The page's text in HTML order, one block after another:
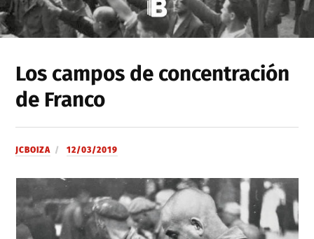
Los campos de concentración
de Franco
JCBOIZA 12/03/2019